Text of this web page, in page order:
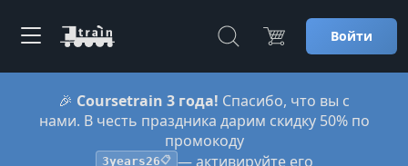
Войти
🎉 Coursetrain 3 года! Спасибо, что вы с
нами. В честь праздника дарим скидку 50% по
промокоду
3years26📋 — активируйте его